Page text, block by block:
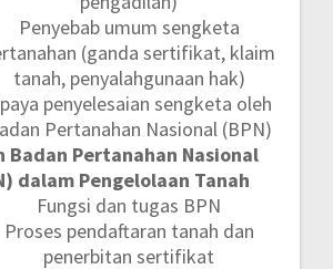
Penyebab umum sengketa
(ganda sertifikat, klaim
tanah, penyalahgunaan hak)
penyelesaian sengketa oleh
Pertanahan Nasional (BPN)
Badan Pertanahan Nasional
dalam Pengelolaan Tanah
Fungsi dan tugas BPN
Proses pendaftaran tanah dan
penerbitan sertifikat